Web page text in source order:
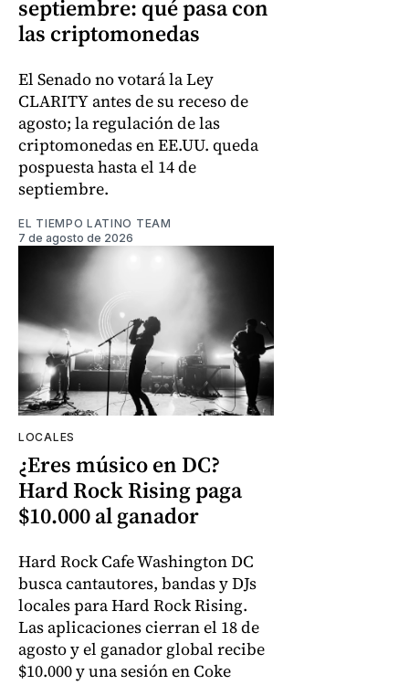
septiembre: qué pasa con
las criptomonedas
El Senado no votará la Ley
CLARITY antes de su receso de
agosto; la regulación de las
criptomonedas en EE.UU. queda
pospuesta hasta el 14 de
septiembre.
EL TIEMPO LATINO TEAM
7 de agosto de 2026
LOCALES
¿Eres músico en DC?
Hard Rock Rising paga
$10.000 al ganador
Hard Rock Cafe Washington DC
busca cantautores, bandas y DJs
locales para Hard Rock Rising.
Las aplicaciones cierran el 18 de
agosto y el ganador global recibe
$10.000 y una sesión en Coke